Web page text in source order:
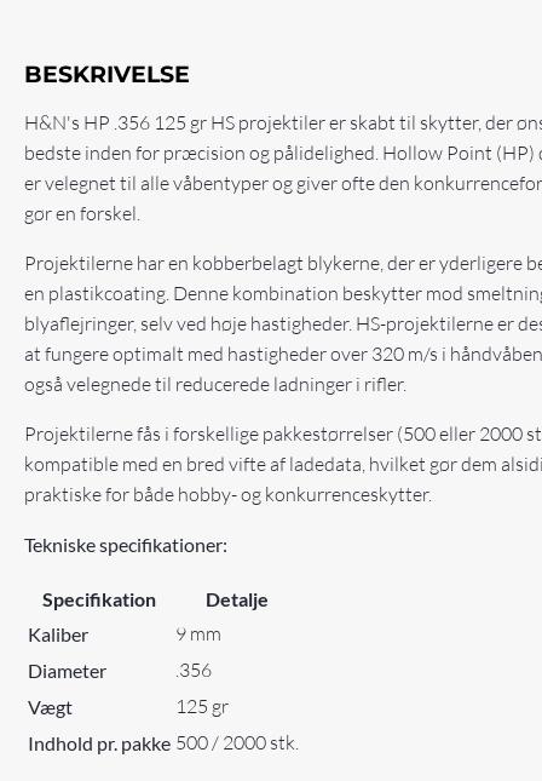
BESKRIVELSE
H&N's HP .356 125 gr HS projektiler er skabt til skytter, der
bedste inden for præcision og pålidelighed. Hollow Point (HP)
er velegnet til alle våbentyper og giver ofte den
gør en forskel.
Projektilerne har en kobberbelagt blykerne, der er yderligere
en plastikcoating. Denne kombination beskytter mod
blyaflejringer, selv ved høje hastigheder. HS-projektilerne er
at fungere optimalt med hastigheder over 320 m/s i
også velegnede til reducerede ladninger i rifler.
Projektilerne fås i forskellige pakkestørrelser (500 eller 2000
kompatible med en bred vifte af ladedata, hvilket gør dem
praktiske for både hobby- og konkurrenceskytter.
Tekniske specifikationer:
Specifikation
Detalje
Kaliber
9 mm
Diameter .356
Vægt 125 gr
Indhold pr. pakke 500 / 2000 stk.